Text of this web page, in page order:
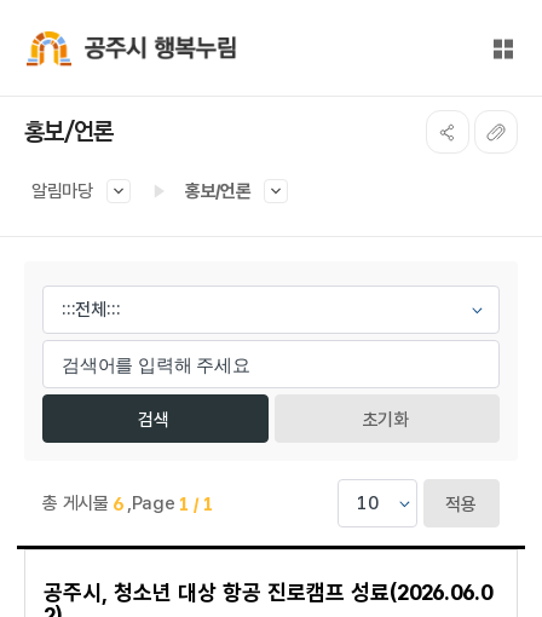
전체
홍보/언론
알림마당 홍보/언론
초기화
총 게시물 6 ,Page 1 / 1 적용
공주시, 청소년 대상 항공 진로캠프 성료(2026.06.0